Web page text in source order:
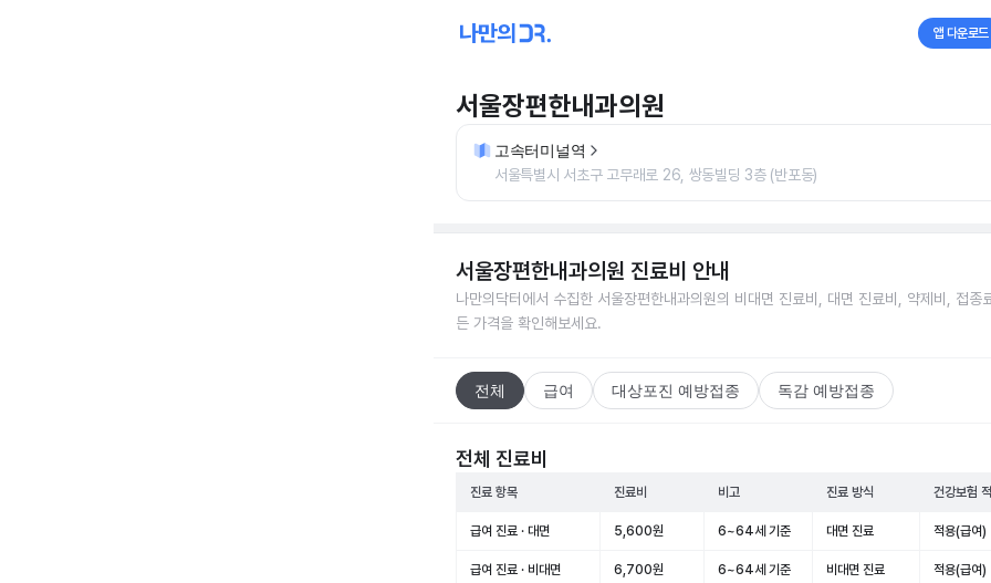
앱 다운로드
서울장편한내과의원
고속터미널역
서울특별시 서초구 고무래로 26, 쌍동빌딩 3층 (반포동)
서울장편한내과의원 진료비 안내
나만의닥터에서 수집한 서울장편한내과의원의 비대면 진료비, 대면 진료비, 약제비, 접종
든 가격을 확인해보세요.
전체 급여 대상포진 예방접종 독감 예방접종
전체 진료비
진료 항목 진료비 비고 진료 방식 건강보험
급여 진료 · 대면 5,600원 6~64세 기준 대면 진료 적용(급여)
급여 진료 · 비대면 6,700원 6~64세 기준 비대면 진료 적용(급여)